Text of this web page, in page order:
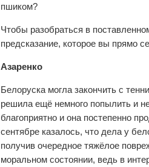
пшиком?
Чтобы разобраться в
предсказание, которое вы прямо
Азаренко
Белоруска могла закончить с
решила ещё немного попылить и
благоприятно и она постепенно
сентябре казалось, что дела у
получив очередное тяжёлое
моральном состоянии, ведь в